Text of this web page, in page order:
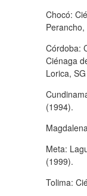
Chocó:
Córdoba:
Ciénaga
Lorica,
(1994).
Meta:
(1999).
Tolima: